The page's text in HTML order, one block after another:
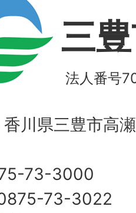
三
法人番号
川県三豊市高
73-3000
73-3022